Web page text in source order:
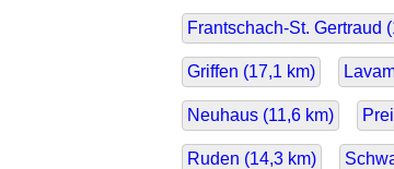
Frantschach-St. Gertraud (
Griffen (17,1 km)
Neuhaus (11,6 km)
Ruden (14,3 km)